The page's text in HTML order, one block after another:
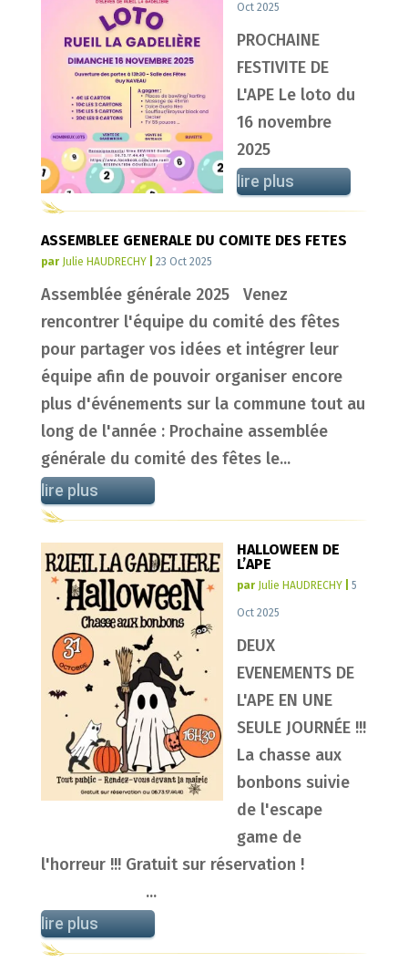
Oct 2025
PROCHAINE
FESTIVITE DE
L'APE Le loto du
16 novembre
2025
lire plus
ASSEMBLEE GENERALE DU COMITE DES FETES
par Julie HAUDRECHY| 23 Oct 2025
Assemblée générale 2025 Venez
rencontrer l'équipe du comité des fêtes
pour partager vos idées et intégrer leur
équipe afin de pouvoir organiser encore
plus d'événements sur la commune tout au
long de l'année : Prochaine assemblée
générale du comité des fêtes le...
lire plus
HALLOWEEN DE
L’APE
par Julie HAUDRECHY| 5
Oct 2025
DEUX
EVENEMENTS DE
L'APE EN UNE
SEULE JOURNÉE !!!
La chasse aux
bonbons suivie
de l'escape
game de
l'horreur !!! Gratuit sur réservation !
...
lire plus